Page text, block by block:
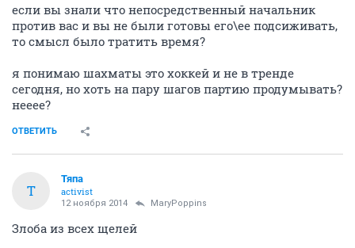
если вы знали что непосредственный начальник
против вас и вы не были готовы его\ее подсиживать,
то смысл было тратить время?
я понимаю шахматы это хоккей и не в тренде
сегодня, но хоть на пару шагов партию продумывать?
нееее?
ОТВЕТИТЬ
Т
Тяпа
activist
12 ноября 2014 MaryPoppins
Злоба из всех щелей